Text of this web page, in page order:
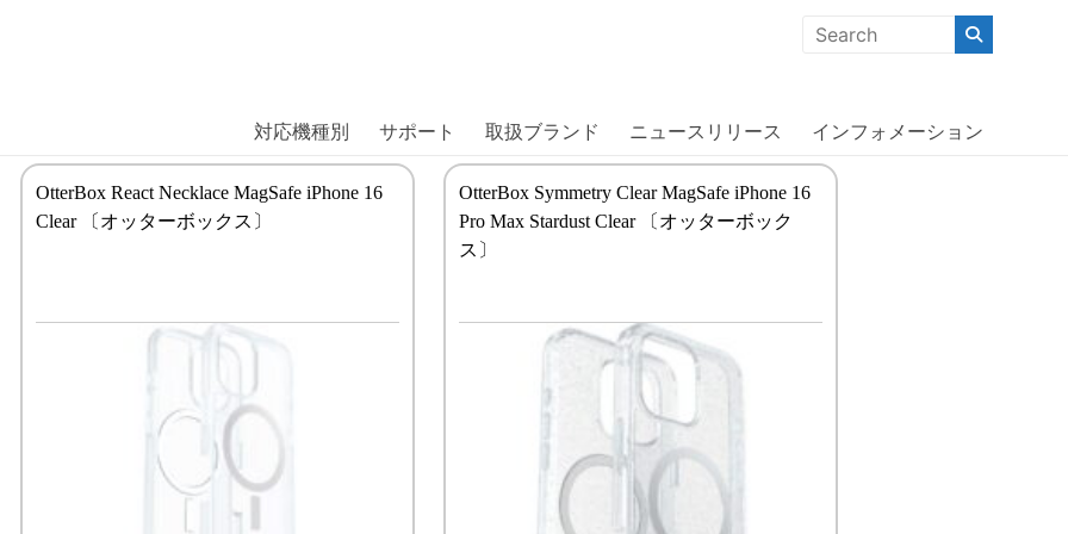
には、日本では珍しい「海外ブランド」をはじめ「ユニークな商品」「機能的な商品」「コストパフォーマンスの高い商
対応機種別 サポート 取扱ブランド ニュースリリース インフォメーション
OtterBox React Necklace MagSafe iPhone 16
Clear 〔オッターボックス〕
OtterBox Symmetry Clear MagSafe iPhone 16
Pro Max Stardust Clear 〔オッターボック
ス〕